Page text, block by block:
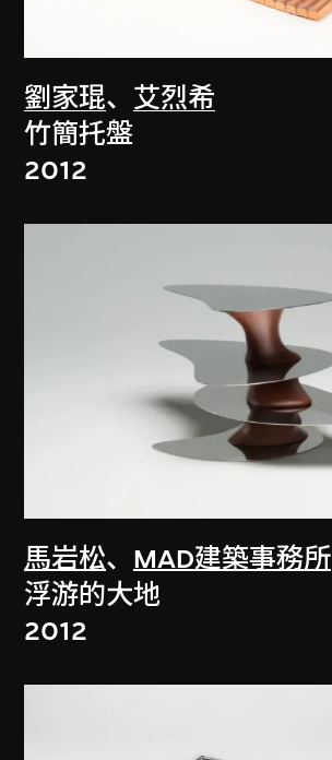
劉家琨、 艾烈希
竹簡托盤
2012
馬岩松、 MAD建築事務所
浮游的大地
2012